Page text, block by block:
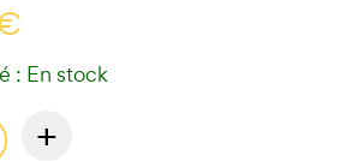
: En stock
+